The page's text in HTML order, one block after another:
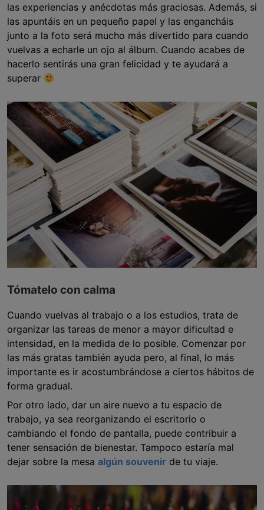
las experiencias y anécdotas más graciosas. Además, si
las apuntáis en un pequeño papel y las engancháis
junto a la foto será mucho más divertido para cuando
vuelvas a echarle un ojo al álbum. Cuando acabes de
hacerlo sentirás una gran felicidad y te ayudará a
superar
Tómatelo con calma
Cuando vuelvas al trabajo o a los estudios, trata de
organizar las tareas de menor a mayor dificultad e
intensidad, en la medida de lo posible. Comenzar por
las más gratas también ayuda pero, al final, lo más
importante es ir acostumbrándose a ciertos hábitos de
forma gradual.
Por otro lado, dar un aire nuevo a tu espacio de
trabajo, ya sea reorganizando el escritorio o
cambiando el fondo de pantalla, puede contribuir a
tener sensación de bienestar. Tampoco estaría mal
dejar sobre la mesa algún souvenir de tu viaje.